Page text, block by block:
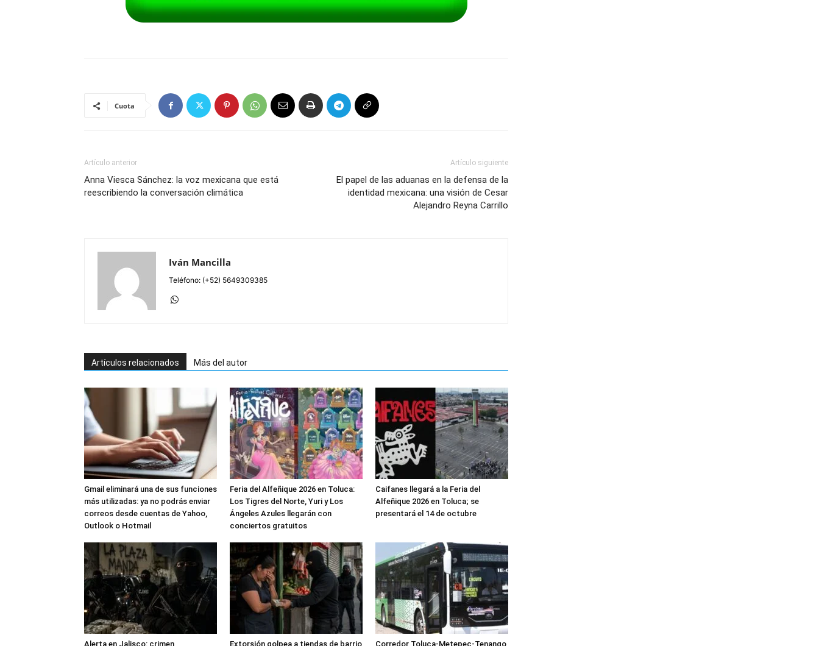
Cuota
Artículo anterior
Anna Viesca Sánchez: la voz mexicana que está
reescribiendo la conversación climática
Artículo siguiente
El papel de las aduanas en la defensa de la
identidad mexicana: una visión de Cesar
Alejandro Reyna Carrillo
Iván Mancilla
Teléfono: (+52) 5649309385
Artículos relacionados Más del autor
Gmail eliminará una de sus funciones
más utilizadas: ya no podrás enviar
correos desde cuentas de Yahoo,
Outlook o Hotmail
Feria del Alfeñique 2026 en Toluca:
Los Tigres del Norte, Yuri y Los
Ángeles Azules llegarán con
conciertos gratuitos
Caifanes llegará a la Feria del
Alfeñique 2026 en Toluca; se
presentará el 14 de octubre
Alerta en Jalisco: crimen Extorsión golpea a tiendas de barrio Corredor Toluca-Metepec-Tenango